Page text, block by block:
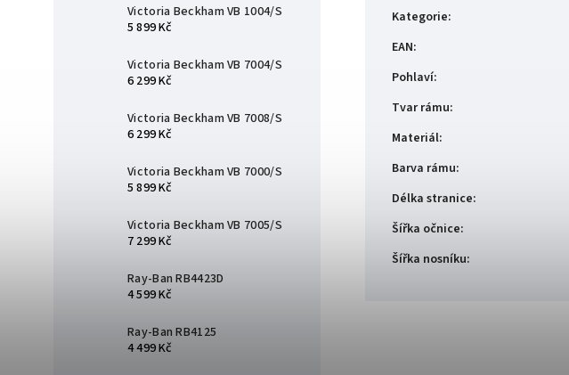
Victoria Beckham VB 1004/S
5 899 Kč
Victoria Beckham VB 7004/S
6 299 Kč
Victoria Beckham VB 7008/S
6 299 Kč
Victoria Beckham VB 7000/S
5 899 Kč
Victoria Beckham VB 7005/S
7 299 Kč
Ray-Ban RB4423D
4 599 Kč
Ray-Ban RB4125
4 499 Kč
Kategorie:
EAN:
Pohlaví:
Tvar rámu:
Materiál:
Barva rámu:
Délka stranice:
Šířka očnice:
Šířka nosníku: